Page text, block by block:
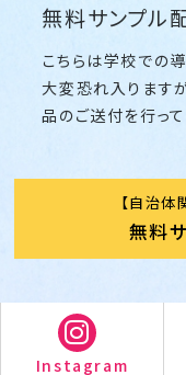
無料サンプル
こちらは学校での
大変恐れ入ります
品のご送付を行っ
自治体
無料
Instagram